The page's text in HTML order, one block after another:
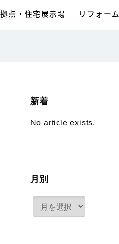
拠点・住宅展示場 リフォーム
新着
No article exists.
月別